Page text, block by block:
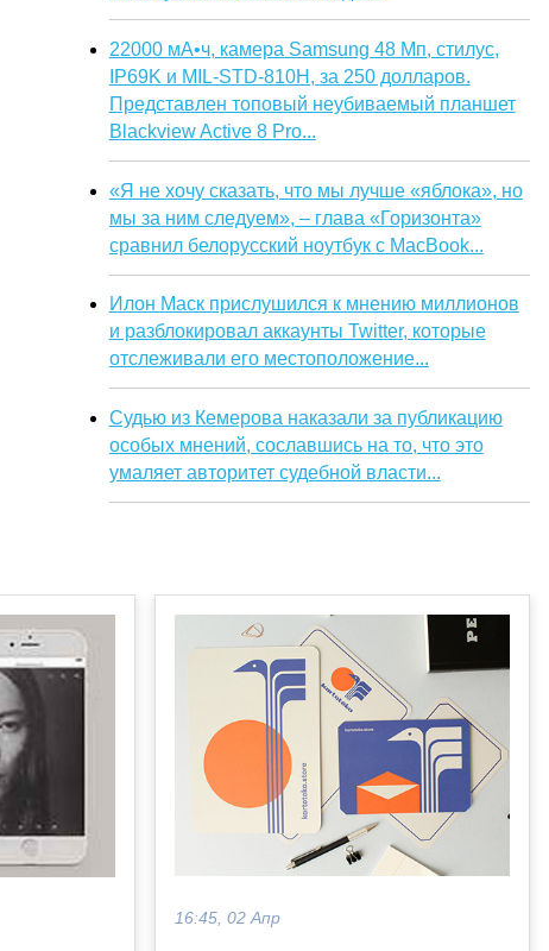
22000 мА•ч, камера Samsung 48 Мп, стилус,
IP69K и MIL-STD-810H, за 250 долларов.
Представлен топовый неубиваемый планшет
Blackview Active 8 Pro...
«Я не хочу сказать, что мы лучше «яблока», но
мы за ним следуем», – глава «Горизонта»
сравнил белорусский ноутбук с MacBook...
Илон Маск прислушился к мнению миллионов
и разблокировал аккаунты Twitter, которые
отслеживали его местоположение...
Судью из Кемерова наказали за публикацию
особых мнений, сославшись на то, что это
умаляет авторитет судебной власти...
16:45, 02 Апр